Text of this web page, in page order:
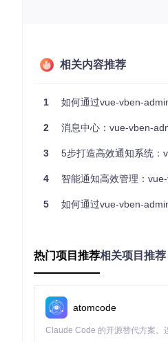
🔍 精准筛选：快速定位所需信息
单条标记已读 ：点击未读消
全部标为已读：点击面板顶
📊 消息详情：上下文信息一目
🔄 自动同步：多终端信息保持
实战应用：从日常操作
快速上手：三步掌握基本操作
相关内容推荐
1 如何通过vue-vben-
2 消息中心：vue-vben-
3 5步打造高效通知系统：
4 智能通知高效管理：
5 如何通过vue-vben-
热门项目推荐相关项目推荐
atomcode